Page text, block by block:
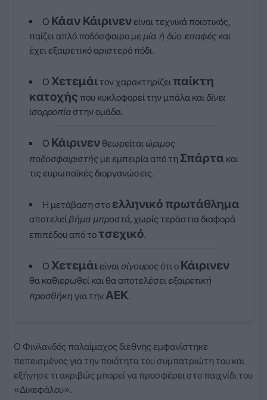
Ο Κάαν Κάιρινεν είναι τεχνικά ποιοτικός,
παίζει απλό ποδόσφαιρο με μία ή δύο επαφές και
έχει εξαιρετικό αριστερό πόδι.
Ο Χετεμάιτον χαρακτηρίζει παίκτη
κατοχής που κυκλοφορεί την μπάλα και δίνει
ισορροπίαστην ομάδα.
Ο Κάιρινεν θεωρείται ώριμος
ποδοσφαιριστής με εμπειρία από τη Σπάρτα και
τις ευρωπαϊκές διοργανώσεις.
Η μετάβαση στο ελληνικό πρωτάθλημα
αποτελείβήμα μπροστά, χωρίς τεράστια διαφορά
επιπέδου από τοτσεχικό.
Ο Χετεμάι είναι σίγουροςότι ο Κάιρινεν
θα καθιερωθεί και θα αποτελέσει εξαιρετική
προσθήκη για τηνΑΕΚ.
Ο Φινλανδός παλαίμαχος διεθνής εμφανίστηκε
πεπεισμένος για την ποιότητα του συμπατριώτη του και
εξήγησε τι ακριβώς μπορεί να προσφέρει στο παιχνίδι του
«Δικεφάλου».